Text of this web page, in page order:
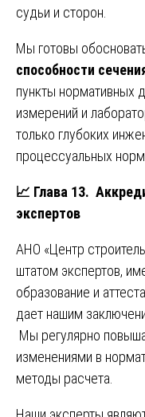
судьи и сторон.
Мы готовы
способности
пункты нормативных
измерений и
только глубоких
процессуальных норм.
📈 Глава 13.
экспертов
АНО «Центр
штатом экспертов,
образование и
дает нашим
Мы регулярно
изменениями в
методы расчета.